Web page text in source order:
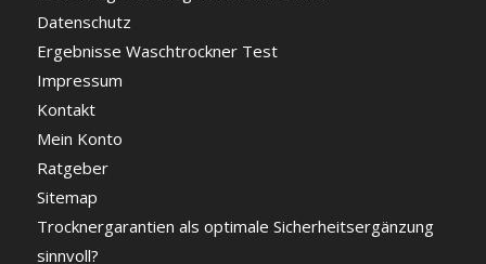
Datenschutz
Ergebnisse Waschtrockner Test
Impressum
Kontakt
Mein Konto
Ratgeber
Sitemap
Trocknergarantien als optimale Sicherheitsergänzung
sinnvoll?